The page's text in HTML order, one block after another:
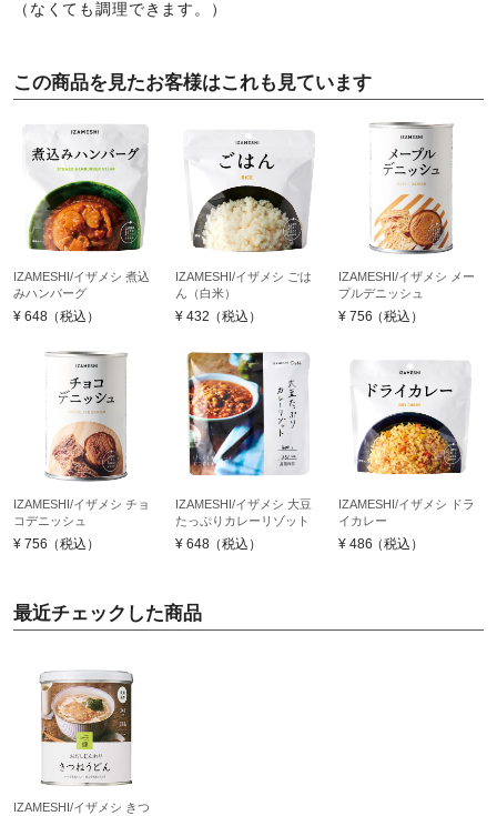
（なくても調理できます。）
この商品を見たお客様はこれも見ています
IZAMESHI/イザメシ 煮込
みハンバーグ
¥ 648（税込）
IZAMESHI/イザメシ ごは
ん（白米）
¥ 432 （税込）
IZAMESHI/イザメシ メー
プルデニッシュ
¥ 756（税込）
IZAMESHI/イザメシ チョ
コデニッシュ
¥ 756（税込）
IZAMESHI/イザメシ 大豆
たっぷりカレーリゾット
¥ 648（税込）
IZAMESHI/イザメシ ドラ
イカレー
¥ 486（税込）
最近チェックした商品
IZAMESHI/イザメシ きつ